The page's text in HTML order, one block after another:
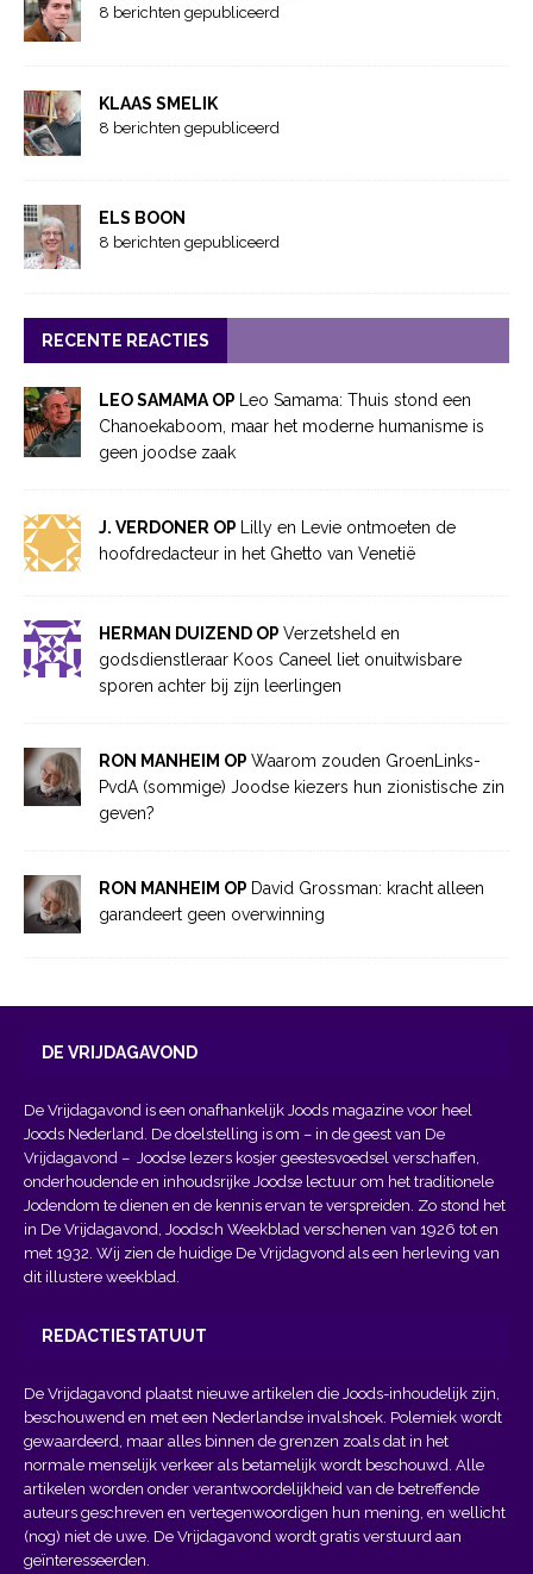
8 berichten gepubliceerd
KLAAS SMELIK
8 berichten gepubliceerd
ELS BOON
8 berichten gepubliceerd
RECENTE REACTIES
LEO SAMAMA OP Leo Samama: Thuis stond een
Chanoekaboom, maar het moderne humanisme is
geen joodse zaak
J. VERDONER OP Lilly en Levie ontmoeten de
hoofdredacteur in het Ghetto van Venetië
HERMAN DUIZEND OP Verzetsheld en
godsdienstleraar Koos Caneel liet onuitwisbare
sporen achter bij zijn leerlingen
RON MANHEIM OP Waarom zouden GroenLinks-
PvdA (sommige) Joodse kiezers hun zionistische zin
geven?
RON MANHEIM OP David Grossman: kracht alleen
garandeert geen overwinning
DE VRIJDAGAVOND
De Vrijdagavond is een onafhankelijk Joods magazine voor heel
Joods Nederland. De doelstelling is om – in de geest van De
Vrijdagavond – Joodse lezers kosjer geestesvoedsel verschaffen,
onderhoudende en inhoudsrijke Joodse lectuur om het traditionele
Jodendom te dienen en de kennis ervan te verspreiden. Zo stond het
in De Vrijdagavond, Joodsch Weekblad verschenen van 1926 tot en
met 1932. Wij zien de huidige De Vrijdagvond als een herleving van
dit illustere weekblad.
REDACTIESTATUUT
De Vrijdagavond plaatst nieuwe artikelen die Joods-inhoudelijk zijn,
beschouwend en met een Nederlandse invalshoek. Polemiek wordt
gewaardeerd, maar alles binnen de grenzen zoals dat in het
normale menselijk verkeer als betamelijk wordt beschouwd. Alle
artikelen worden onder verantwoordelijkheid van de betreffende
auteurs geschreven en vertegenwoordigen hun mening, en wellicht
(nog) niet de uwe. De Vrijdagavond wordt gratis verstuurd aan
geïnteresseerden.